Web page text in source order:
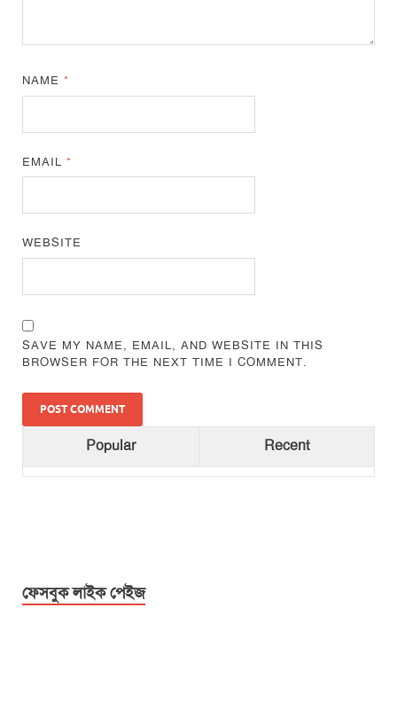
NAME*
EMAIL*
WEBSITE
SAVE MY NAME, EMAIL, AND WEBSITE IN THIS
BROWSER FOR THE NEXT TIME I COMMENT.
Popular Recent
ফেসবুক লাইক পেইজ